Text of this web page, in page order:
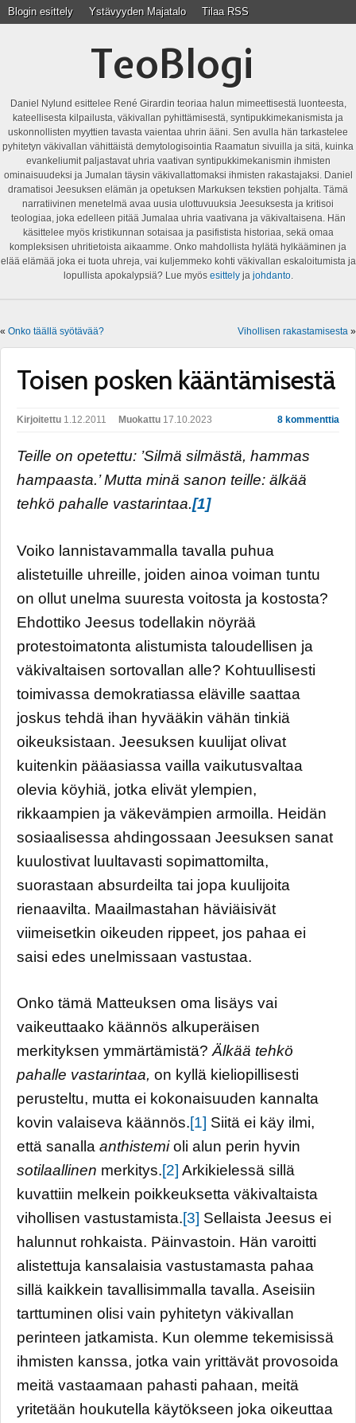
Blogin esittely Ystävyyden Majatalo Tilaa RSS
TeoBlogi
Daniel Nylund esittelee René Girardin teoriaa halun mimeettisestä luonteesta,
kateellisesta kilpailusta, väkivallan pyhittämisestä, syntipukkimekanismista ja
uskonnollisten myyttien tavasta vaientaa uhrin ääni. Sen avulla hän tarkastelee
pyhitetyn väkivallan vähittäistä demytologisointia Raamatun sivuilla ja sitä, kuinka
evankeliumit paljastavat uhria vaativan syntipukkimekanismin ihmisten
ominaisuudeksi ja Jumalan täysin väkivallattomaksi ihmisten rakastajaksi. Daniel
dramatisoi Jeesuksen elämän ja opetuksen Markuksen tekstien pohjalta. Tämä
narratiivinen menetelmä avaa uusia ulottuvuuksia Jeesuksesta ja kritisoi
teologiaa, joka edelleen pitää Jumalaa uhria vaativana ja väkivaltaisena. Hän
käsittelee myös kristikunnan sotaisaa ja pasifistista historiaa, sekä omaa
kompleksisen uhritietoista aikaamme. Onko mahdollista hylätä hylkääminen ja
elää elämää joka ei tuota uhreja, vai kuljemmeko kohti väkivallan eskaloitumista ja
lopullista apokalypsiä? Lue myös esittelyja johdanto.
« Onko täällä syötävää? Vihollisen rakastamisesta »
Toisen posken kääntämisestä
8 kommenttia
Kirjoitettu 1.12.2011 Muokattu 17.10.2023
Teille on opetettu: ’Silmä silmästä, hammas
hampaasta.’ Mutta minä sanon teille: älkää
tehkö pahalle vastarintaa.[1]
Voiko lannistavammalla tavalla puhua
alistetuille uhreille, joiden ainoa voiman tuntu
on ollut unelma suuresta voitosta ja kostosta?
Ehdottiko Jeesus todellakin nöyrää
protestoimatonta alistumista taloudellisen ja
väkivaltaisen sortovallan alle? Kohtuullisesti
toimivassa demokratiassa eläville saattaa
joskus tehdä ihan hyvääkin vähän tinkiä
oikeuksistaan. Jeesuksen kuulijat olivat
kuitenkin pääasiassa vailla vaikutusvaltaa
olevia köyhiä, jotka elivät ylempien,
rikkaampien ja väkevämpien armoilla. Heidän
sosiaalisessa ahdingossaan Jeesuksen sanat
kuulostivat luultavasti sopimattomilta,
suorastaan absurdeilta tai jopa kuulijoita
rienaavilta. Maailmastahan häviäisivät
viimeisetkin oikeuden rippeet, jos pahaa ei
saisi edes unelmissaan vastustaa.
Onko tämä Matteuksen oma lisäys vai
vaikeuttaako käännös alkuperäisen
merkityksen ymmärtämistä? Älkää tehkö
pahalle vastarintaa, on kyllä kieliopillisesti
perusteltu, mutta ei kokonaisuuden kannalta
kovin valaiseva käännös.[1] Siitä ei käy ilmi,
että sanalla anthistemioli alun perin hyvin
sotilaallinen merkitys.[2] Arkikielessä sillä
kuvattiin melkein poikkeuksetta väkivaltaista
vihollisen vastustamista.[3] Sellaista Jeesus ei
halunnut rohkaista. Päinvastoin. Hän varoitti
alistettuja kansalaisia vastustamasta pahaa
sillä kaikkein tavallisimmalla tavalla. Aseisiin
tarttuminen olisi vain pyhitetyn väkivallan
perinteen jatkamista. Kun olemme tekemisissä
ihmisten kanssa, jotka vain yrittävät provosoida
meitä vastaamaan pahasti pahaan, meitä
yritetään houkutella käytökseen joka oikeuttaa